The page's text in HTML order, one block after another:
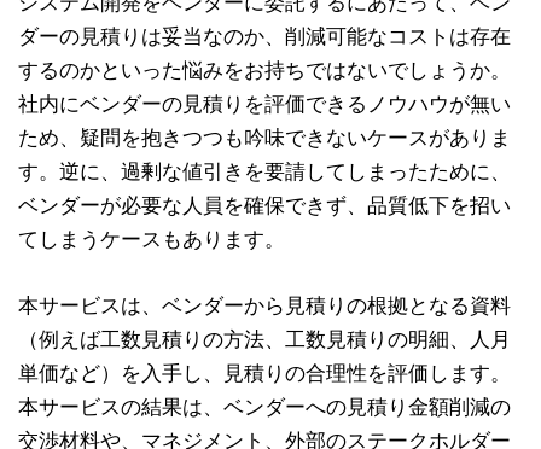
ダーの見積りは妥当なのか、削減可能なコストは存在
するのかといった悩みをお持ちではないでしょうか。
社内にベンダーの見積りを評価できるノウハウが無い
ため、疑問を抱きつつも吟味できないケースがありま
す。逆に、過剰な値引きを要請してしまったために、
ベンダーが必要な人員を確保できず、品質低下を招い
てしまうケースもあります。
本サービスは、ベンダーから見積りの根拠となる資料
（例えば工数見積りの方法、工数見積りの明細、人月
単価など）を入手し、見積りの合理性を評価します。
本サービスの結果は、ベンダーへの見積り金額削減の
交渉材料や、マネジメント、外部のステークホルダー